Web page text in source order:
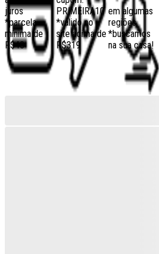
juros
*parcela
mínima de
R$40
PRIMEIRA10
*válido no
site acima de
R$319
em algumas
regiões,
*buscamos
na sua casa!